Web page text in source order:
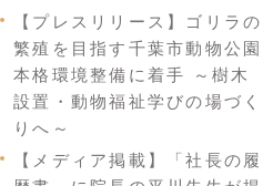
【プレスリリース】ゴリラの
繁殖を目指す千葉市動物公園
本格環境整備に着手 ～樹木
設置・動物福祉学びの場づく
りへ～
【メディア掲載】「社長の履